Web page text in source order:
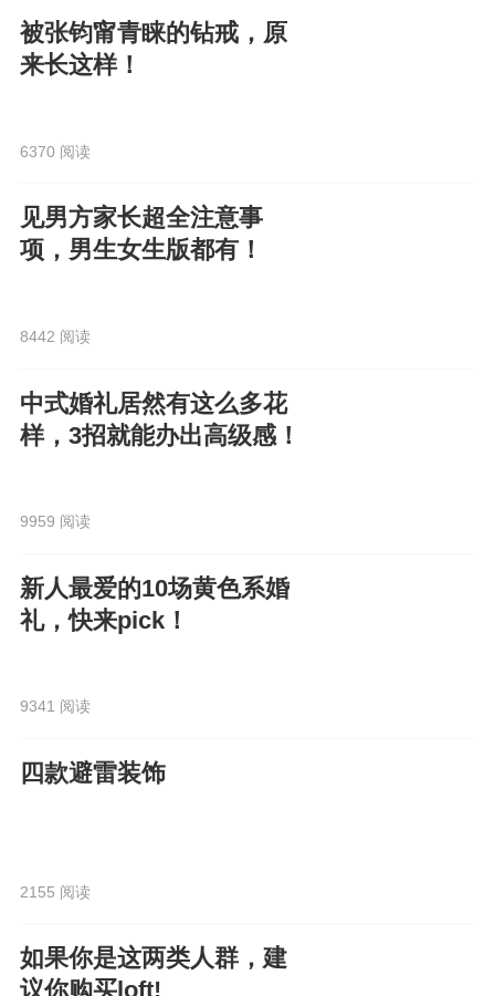
被张钧甯青睐的钻戒，原
来长这样！
6370 阅读
见男方家长超全注意事
项，男生女生版都有！
8442 阅读
中式婚礼居然有这么多花
样，3招就能办出高级感！
9959 阅读
新人最爱的10场黄色系婚
礼，快来pick！
9341 阅读
四款避雷装饰
2155 阅读
如果你是这两类人群，建
议你购买loft!